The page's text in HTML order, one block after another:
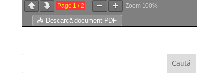
Page 1 /2 Zoom 100%
📥 Descarcă document PDF